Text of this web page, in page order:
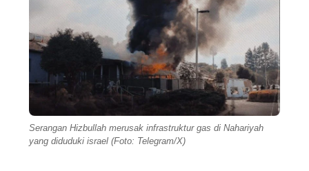
Serangan Hizbullah merusak infrastruktur gas di Nahariyah
yang diduduki israel (Foto: Telegram/X)